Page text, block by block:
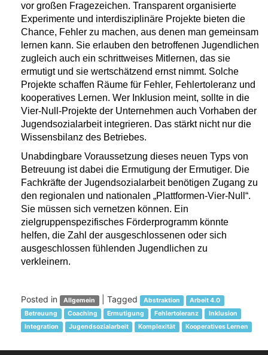
vor großen Fragezeichen. Transparent organisierte
Experimente und interdisziplinäre Projekte bieten die
Chance, Fehler zu machen, aus denen man gemeinsam
lernen kann. Sie erlauben den betroffenen Jugendlichen
zugleich auch ein schrittweises Mitlernen, das sie
ermutigt und sie wertschätzend ernst nimmt. Solche
Projekte schaffen Räume für Fehler, Fehlertoleranz und
kooperatives Lernen. Wer Inklusion meint, sollte in die
Vier-Null-Projekte der Unternehmen auch Vorhaben der
Jugendsozialarbeit integrieren. Das stärkt nicht nur die
Wissensbilanz des Betriebes.
Unabdingbare Voraussetzung dieses neuen Typs von
Betreuung ist dabei die Ermutigung der Ermutiger. Die
Fachkräfte der Jugendsozialarbeit benötigen Zugang zu
den regionalen und nationalen „Plattformen-Vier-Null“.
Sie müssen sich vernetzen können. Ein
zielgruppenspezifisches Förderprogramm könnte
helfen, die Zahl der ausgeschlossenen oder sich
ausgeschlossen fühlenden Jugendlichen zu
verkleinern.
Posted in Allgemein Tagged Abstraktion
Arbeit 4.0
Betreuung
Coaching Ermutigung Fehlertoleranz
Inklusion
Integration
Jugendsozialarbeit Komplexität Kooperatives Lernen